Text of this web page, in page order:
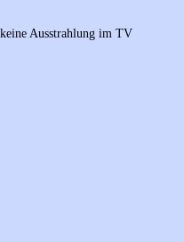
Ausstrahlung im TV